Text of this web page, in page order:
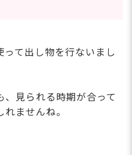
て出し物を行ないまし
見られる時期が合って
ませんね。